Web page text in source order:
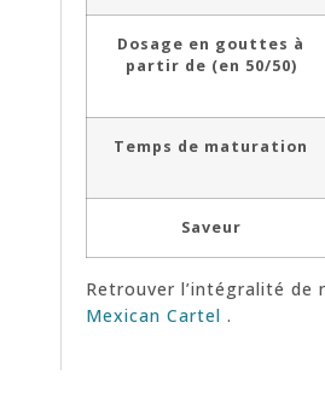
Dosage en gouttes à
partir de (en 50/50)
Temps de maturation
Saveur
Retrouver l’intégralité de
Mexican Cartel .